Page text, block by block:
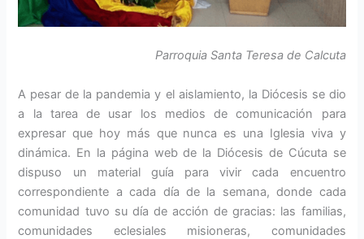
Parroquia Santa Teresa de Calcuta
A pesar de la pandemia y el aislamiento, la Diócesis se dio
a la tarea de usar los medios de comunicación para
expresar que hoy más que nunca es una Iglesia viva y
dinámica. En la página web de la Diócesis de Cúcuta se
dispuso un material guía para vivir cada encuentro
correspondiente a cada día de la semana, donde cada
comunidad tuvo su día de acción de gracias: las familias,
comunidades eclesiales misioneras, comunidades